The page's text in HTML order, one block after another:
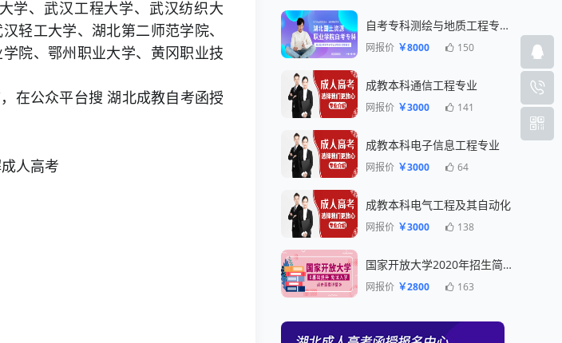
学、武汉工程大学、武汉纺织大
轻工大学、湖北第二师范学院、
院、鄂州职业大学、黄冈职业技
在公众平台搜 湖北成教自考函授
人高考
自考专科测绘与地质工程专业一年毕业
网报价 ￥8000 150
成教本科通信工程专业
网报价 ￥3000 141
成教本科电子信息工程专业
网报价 ￥3000 64
成教本科电气工程及其自动化
网报价 ￥3000 138
国家开放大学2020年招生简章
网报价 ￥2800 163